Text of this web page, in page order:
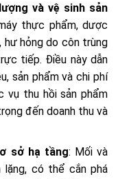
và vệ sinh sản
thực phẩm, dược
hư hỏng do côn trùng
tiếp. Điều này dẫn
sản phẩm và chi phí
vụ thu hồi sản phẩm
đến doanh thu và
sở hạ tầng: Mối và
lặng, có thể cắn phá